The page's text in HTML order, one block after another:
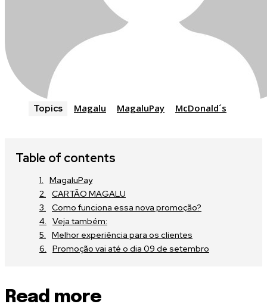
Topics Magalu MagaluPay McDonald´s
Table of contents
MagaluPay
CARTÃO MAGALU
Como funciona essa nova promoção?
Veja também:
Melhor experiência para os clientes
Promoção vai até o dia 09 de setembro
Read more